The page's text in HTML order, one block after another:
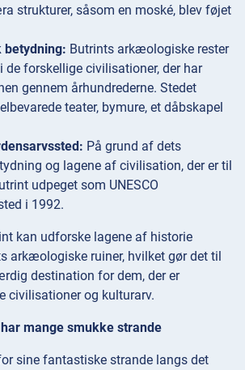
strukturer, såsom en moské, blev føjet
Butrints arkæologiske rester
de forskellige civilisationer, der har
gennem århundrederne. Stedet
teater, bymure, et dåbskapel
På grund af dets
og lagene af civilisation, der er til
udpeget som UNESCO
i 1992.
kan udforske lagene af historie
arkæologiske ruiner, hvilket gør det til
destination for dem, der er
civilisationer og kulturarv.
mange smukke strande
sine fantastiske strande langs det